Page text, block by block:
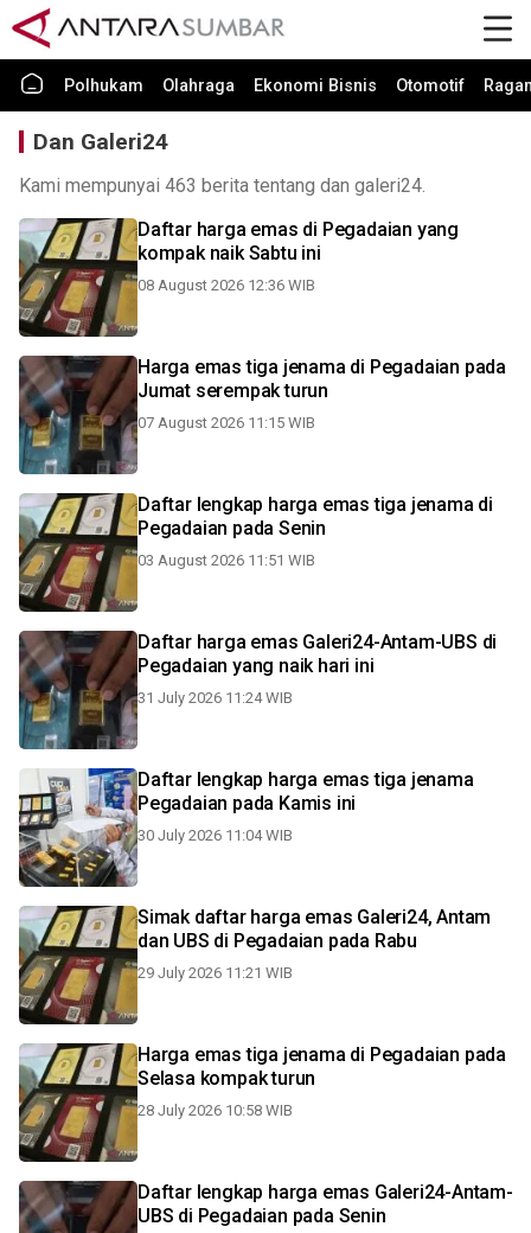
Polhukam Olahraga Ekonomi Bisnis Otomotif
Dan Galeri24
Kami mempunyai 463 berita tentang dan galeri24.
Daftar harga emas di Pegadaian yang
kompak naik Sabtu ini
08 August 2026 12:36 WIB
Harga emas tiga jenama di Pegadaian pada
Jumat serempak turun
07 August 2026 11:15 WIB
Daftar lengkap harga emas tiga jenama di
Pegadaian pada Senin
03 August 2026 11:51 WIB
Daftar harga emas Galeri24-Antam-UBS di
Pegadaian yang naik hari ini
31 July 2026 11:24 WIB
Daftar lengkap harga emas tiga jenama
Pegadaian pada Kamis ini
30 July 2026 11:04 WIB
Simak daftar harga emas Galeri24, Antam
dan UBS di Pegadaian pada Rabu
29 July 2026 11:21 WIB
Harga emas tiga jenama di Pegadaian pada
Selasa kompak turun
28 July 2026 10:58 WIB
Daftar lengkap harga emas Galeri24-Antam-
UBS di Pegadaian pada Senin